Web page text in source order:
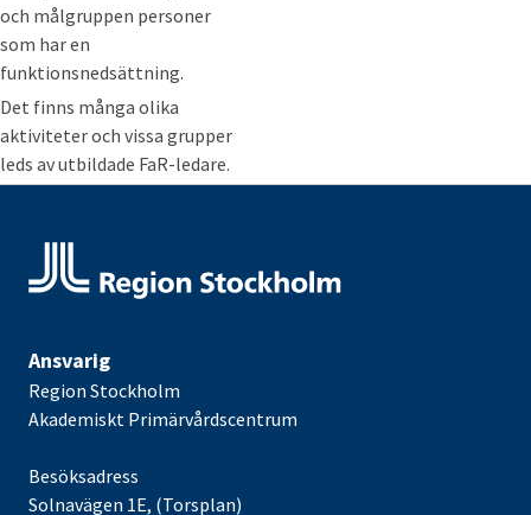
och målgruppen personer
som har en
funktionsnedsättning.
Det finns många olika
aktiviteter och vissa grupper
leds av utbildade FaR-ledare.
Ansvarig
Region Stockholm
Akademiskt Primärvårdscentrum
Besöksadress
Solnavägen 1E, (Torsplan)